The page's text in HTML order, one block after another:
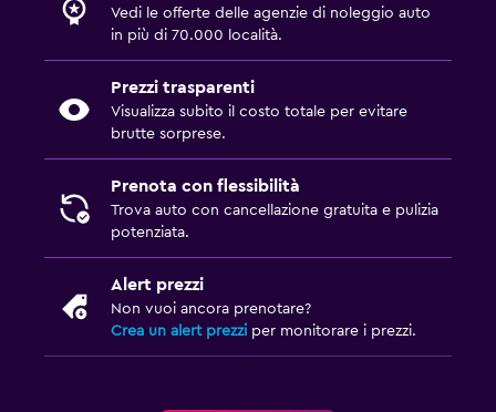
Vedi le offerte delle agenzie di noleggio auto
in più di 70.000 località.
Prezzi trasparenti
Visualizza subito il costo totale per evitare
brutte sorprese.
Prenota con flessibilità
Trova auto con cancellazione gratuita e pulizia
potenziata.
Alert prezzi
Non vuoi ancora prenotare?
Crea un alert prezzi per monitorare i prezzi.